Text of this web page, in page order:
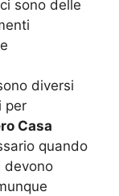
sono delle
diversi
per
Casa
quando
devono